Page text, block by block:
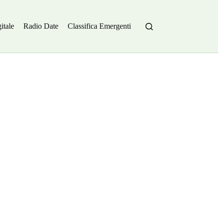
Radio Date Classifica Emergenti